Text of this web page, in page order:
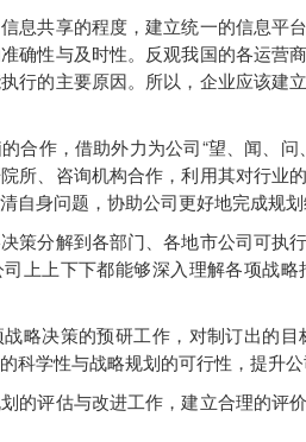
共享的程度，建立统一的信息平
确性与及时性。反观我国的各运营
行的主要原因。所以，企业应该建
作，借助外力为公司“望、闻、问
所、咨询机构合作，利用其对行业
自身问题，协助公司更好地完成规
分解到各部门、各地市公司可执
上上下下都能够深入理解各项战
决策的预研工作，对制订出的目
科学性与战略规划的可行性，提升
评估与改进工作，建立合理的评